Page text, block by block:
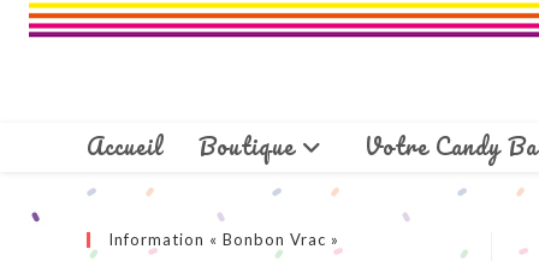
Accueil Boutique Votre Candy
Information « Bonbon Vrac »